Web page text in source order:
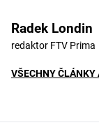
Radek Londin
redaktor FTV Prima
VŠECHNY ČLÁNKY